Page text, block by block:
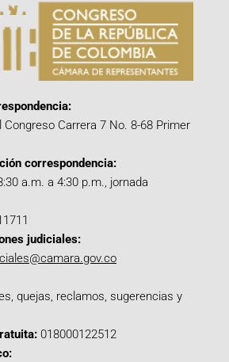
Congreso Carrera 7 No. 8-68 Primer
correspondencia:
a.m. a 4:30 p.m., jornada
judiciales:
quejas, reclamos, sugerencias y
018000122512